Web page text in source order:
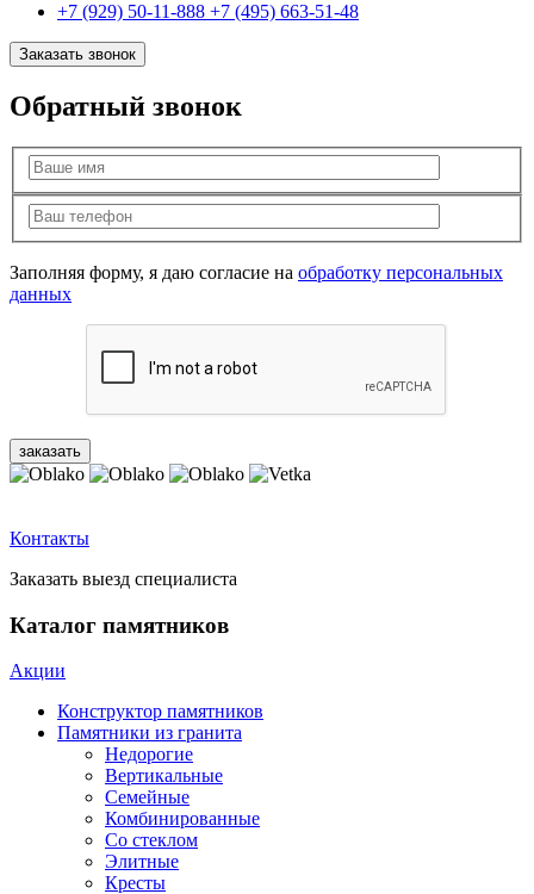
+7 (929) 50-11-888 +7 (495) 663-51-48
Заказать звонок
Обратный звонок
Заполняя форму, я даю согласие на обработку персональных
данных
Контакты
Заказать выезд специалиста
Каталог памятников
Акции
Конструктор памятников
Памятники из гранита
Недорогие
Вертикальные
Семейные
Комбинированные
Со стеклом
Элитные
Кресты